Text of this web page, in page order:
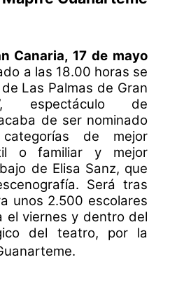
Canaria, 17 de mayo
a las 18.00 horas se
Las Palmas de Gran
espectáculo de
de ser nominado
de mejor
o familiar y mejor
de Elisa Sanz, que
Será tras
unos 2.500 escolares
el viernes y dentro del
del teatro, por la